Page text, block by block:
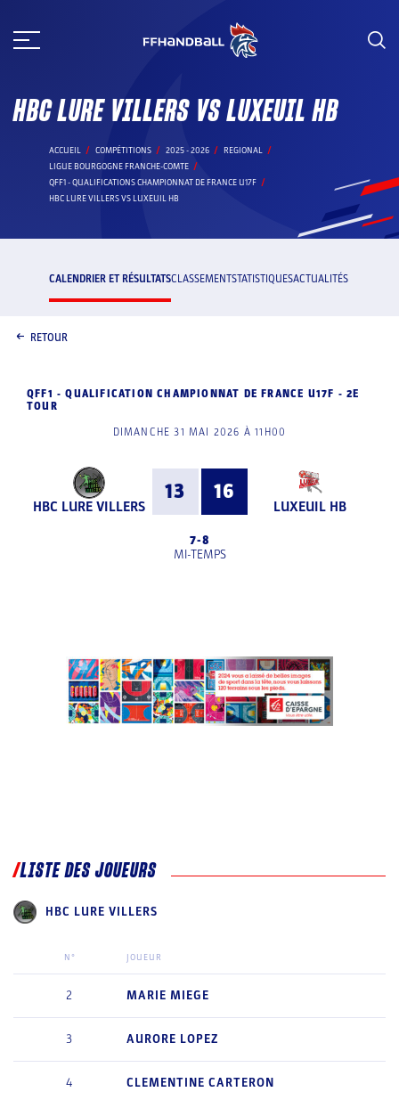
au
HBC LURE VILLERS VS LUXEUIL HB
ACCUEIL COMPÉTITIONS 2025 - 2026
REGIONAL
LIGUE BOURGOGNE FRANCHE-COMTE
QFF1 - QUALIFICATIONS CHAMPIONNAT DE FRANCE U17F
HBC LURE VILLERS VS LUXEUIL HB
CALENDRIER ET RÉSULTATSCLASSEMENTSTATISTIQUESACTUALITÉS
RETOUR
QFF1 - QUALIFICATION CHAMPIONNAT DE FRANCE U17F - 2E
TOUR
DIMANCHE 31 MAI 2026 À 11H00
HBC LURE VILLERS
13 16
LUXEUIL HB
7-8
MI-TEMPS
LISTE DES JOUEURS
HBC LURE VILLERS
N° JOUEUR
2 MARIE MIEGE
3 AURORE LOPEZ
4 CLEMENTINE CARTERON